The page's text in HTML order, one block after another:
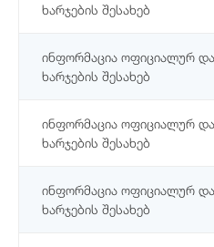
ხარჯების შესახებ
ინფორმაცია ოფიციალურ და
ხარჯების შესახებ
ინფორმაცია ოფიციალურ და
ხარჯების შესახებ
ინფორმაცია ოფიციალურ და
ხარჯების შესახებ